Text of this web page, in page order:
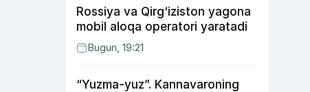
Rossiya va Qirg‘iziston yagona
mobil aloqa operatori yaratadi
Bugun, 19:21
“Yuzma-yuz”. Kannavaroning